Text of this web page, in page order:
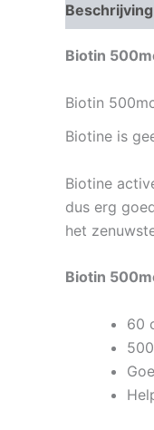
Beschrijving
Biotin
Biotin
Biotine is
Biotine
dus erg
het
Biotin
60